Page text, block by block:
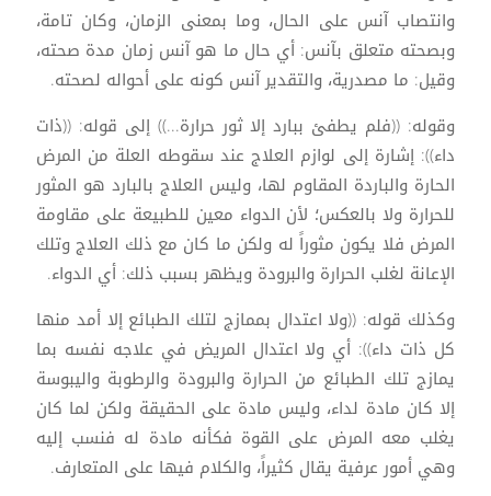
وانتصاب آنس على الحال، وما بمعنى الزمان، وكان تامة،
وبصحته متعلق بآنس: أي حال ما هو آنس زمان مدة صحته،
وقيل: ما مصدرية، والتقدير آنس كونه على أحواله لصحته.
وقوله: ((فلم يطفئ ببارد إلا ثور حرارة...)) إلى قوله: ((ذات
داء)): إشارة إلى لوازم العلاج عند سقوطه العلة من المرض
الحارة والباردة المقاوم لها، وليس العلاج بالبارد هو المثور
للحرارة ولا بالعكس؛ لأن الدواء معين للطبيعة على مقاومة
المرض فلا يكون مثوراً له ولكن ما كان مع ذلك العلاج وتلك
الإعانة لغلب الحرارة والبرودة ويظهر بسبب ذلك: أي الدواء.
وكذلك قوله: ((ولا اعتدال بممازج لتلك الطبائع إلا أمد منها
كل ذات داء)): أي ولا اعتدال المريض في علاجه نفسه بما
يمازج تلك الطبائع من الحرارة والبرودة والرطوبة واليبوسة
إلا كان مادة لداء، وليس مادة على الحقيقة ولكن لما كان
يغلب معه المرض على القوة فكأنه مادة له فنسب إليه
وهي أمور عرفية يقال كثيراً، والكلام فيها على المتعارف.